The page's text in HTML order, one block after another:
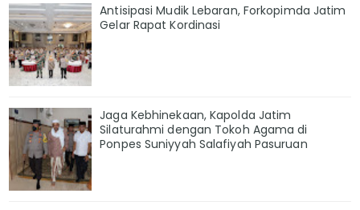
Antisipasi Mudik Lebaran, Forkopimda Jatim
Gelar Rapat Kordinasi
Jaga Kebhinekaan, Kapolda Jatim
Silaturahmi dengan Tokoh Agama di
Ponpes Suniyyah Salafiyah Pasuruan